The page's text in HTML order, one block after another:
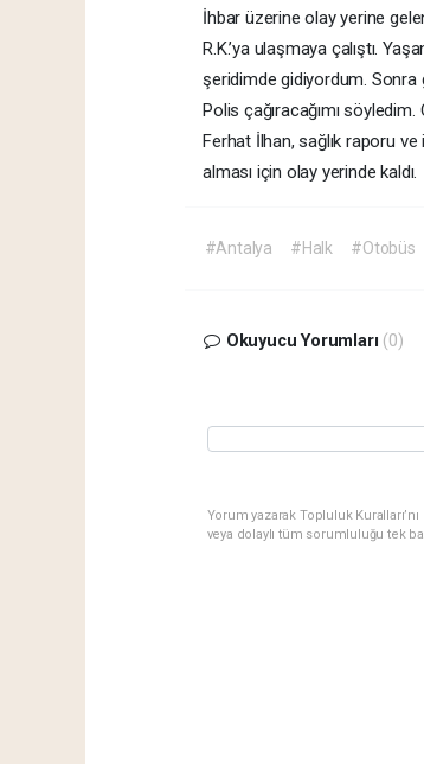
İhbar üzerine olay yerine
R.K.’ya ulaşmaya çalıştı.
şeridimde gidiyordum. Sonra
Polis çağıracağımı söyledim.
Ferhat İlhan, sağlık raporu
alması için olay yerinde kaldı.
#Antalya #Halk #Otobüs
Okuyucu Yorumları (0)
Yorum yazarak Topluluk
veya dolaylı tüm sorumluluğu tek